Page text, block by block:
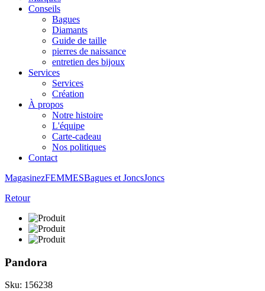
Conseils
Bagues
Diamants
Guide de taille
pierres de naissance
entretien des bijoux
Services
Services
Création
À propos
Notre histoire
L'équipe
Carte-cadeau
Nos politiques
Contact
MagasinezFEMMESBagues et JoncsJoncs
Retour
Pandora
Sku: 156238